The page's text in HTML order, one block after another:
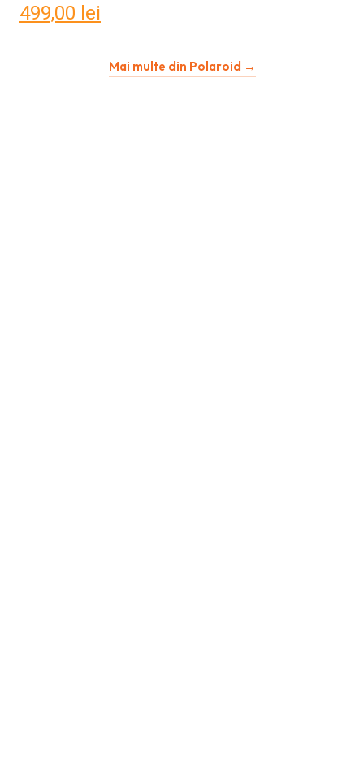
499,00 lei
Mai multe din Polaroid →